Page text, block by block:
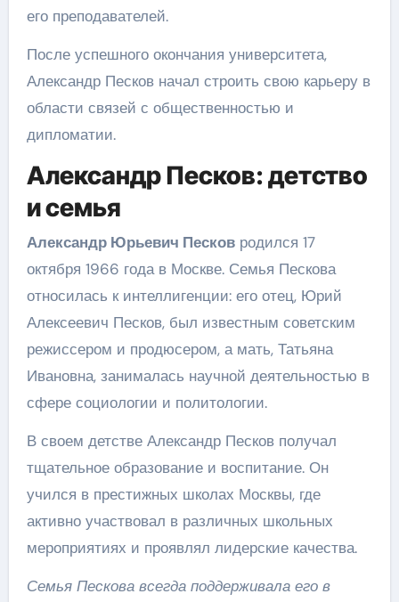
его преподавателей.
После успешного окончания университета,
Александр Песков начал строить свою карьеру в
области связей с общественностью и
дипломатии.
Александр Песков: детство
и семья
Александр Юрьевич Песковродился 17
октября 1966 года в Москве. Семья Пескова
относилась к интеллигенции: его отец, Юрий
Алексеевич Песков, был известным советским
режиссером и продюсером, а мать, Татьяна
Ивановна, занималась научной деятельностью в
сфере социологии и политологии.
В своем детстве Александр Песков получал
тщательное образование и воспитание. Он
учился в престижных школах Москвы, где
активно участвовал в различных школьных
мероприятиях и проявлял лидерские качества.
Семья Пескова всегда поддерживала его в